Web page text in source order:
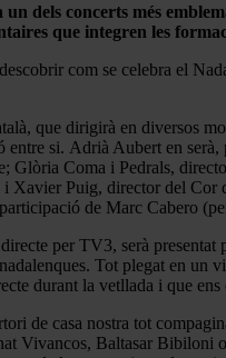
dels concerts més
que integren les
com se celebra el
que dirigirà en diversos
entre si. Adrià Aubert en
Glòria Coma i Pedrals,
Puig, director del Cor
de Marc Cabero
per TV3, serà
Tot plegat en
durant la vetllada i que
de casa nostra tot
Vivancos, Baltasar